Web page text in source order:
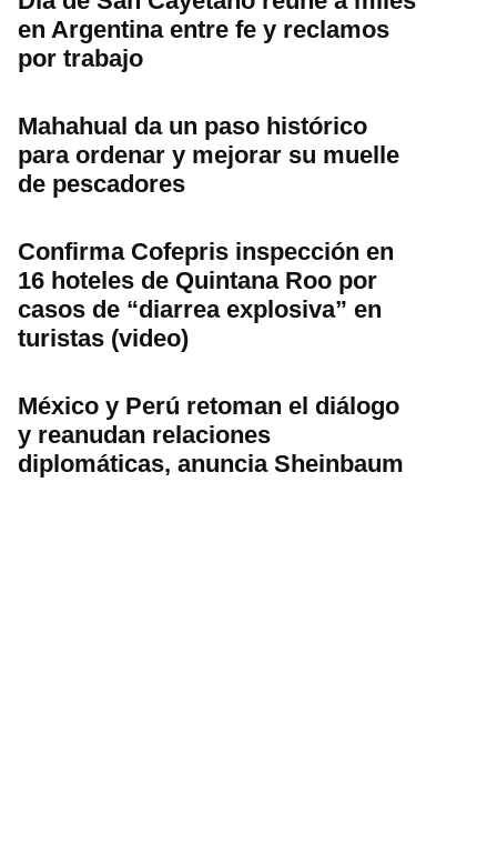
en Argentina entre fe y reclamos
por trabajo
Mahahual da un paso histórico
para ordenar y mejorar su muelle
de pescadores
Confirma Cofepris inspección en
16 hoteles de Quintana Roo por
casos de “diarrea explosiva” en
turistas (video)
México y Perú retoman el diálogo
y reanudan relaciones
diplomáticas, anuncia Sheinbaum